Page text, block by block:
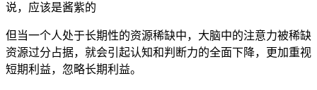
说，应该是酱紫的
但当一个人处于长期性的资源稀缺中，大脑中的注意力被稀缺
资源过分占据，就会引起认知和判断力的全面下降，更加重视
短期利益，忽略长期利益。